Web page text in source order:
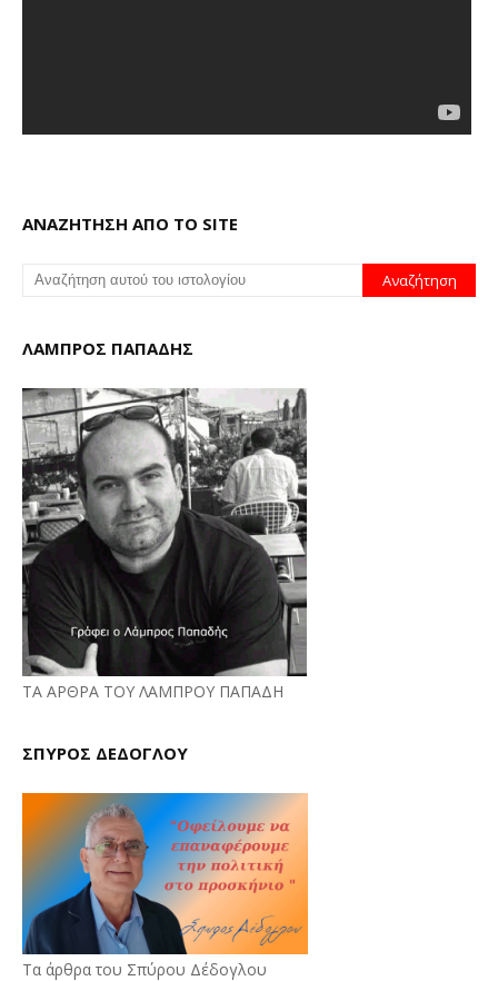
ΑΝΑΖΗΤΗΣΗ ΑΠΟ ΤΟ SITE
ΛΑΜΠΡΟΣ ΠΑΠΑΔΗΣ
ΤΑ ΑΡΘΡΑ ΤΟΥ ΛΑΜΠΡΟΥ ΠΑΠΑΔΗ
ΣΠΥΡΟΣ ΔΕΔΟΓΛΟΥ
Τα άρθρα του Σπύρου Δέδογλου